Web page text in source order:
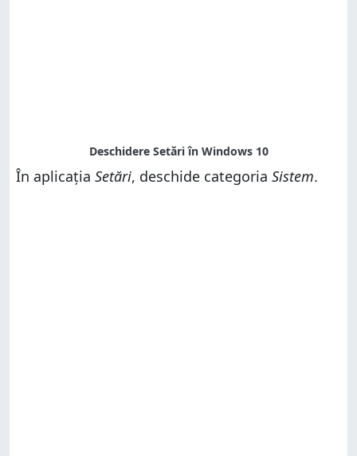
În aplicația Setări, deschide categoria Sistem.